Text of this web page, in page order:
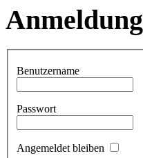
Anmeldung
Benutzername
Passwort
Angemeldet bleiben